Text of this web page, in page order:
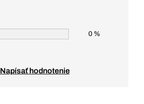
0 %
Napísať hodnotenie